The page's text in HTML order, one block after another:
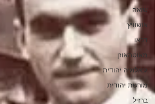
שואה
אושוויץ
דכאו
מאוטהאוזן
גנאלוגיה יהודית
מורשת יהודית
ברזיל